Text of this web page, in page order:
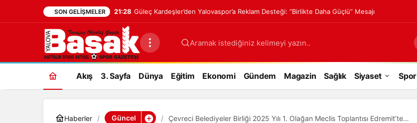
SON GELIŞMELER 21:28 Güleç Kardeşler’den Yalovaspor’a Reklam Desteği: “Birlikte Daha Güçlü” Mesajı
Aramak istediğiniz kelimeyi yazın..
Akış 3. Sayfa Dünya Eğitim Ekonomi Gündem Magazin Sağlık Siyaset Spor
Haberler Güncel
Çevreci Belediyeler Birliği 2025 Yılı 1. Olağan Meclis Toplantısı Edremit’te